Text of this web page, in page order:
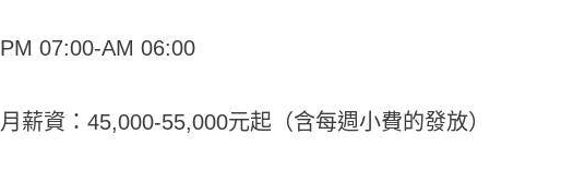
PM 07:00-AM 06:00
月薪資：45,000-55,000元起（含每週小費的發放）